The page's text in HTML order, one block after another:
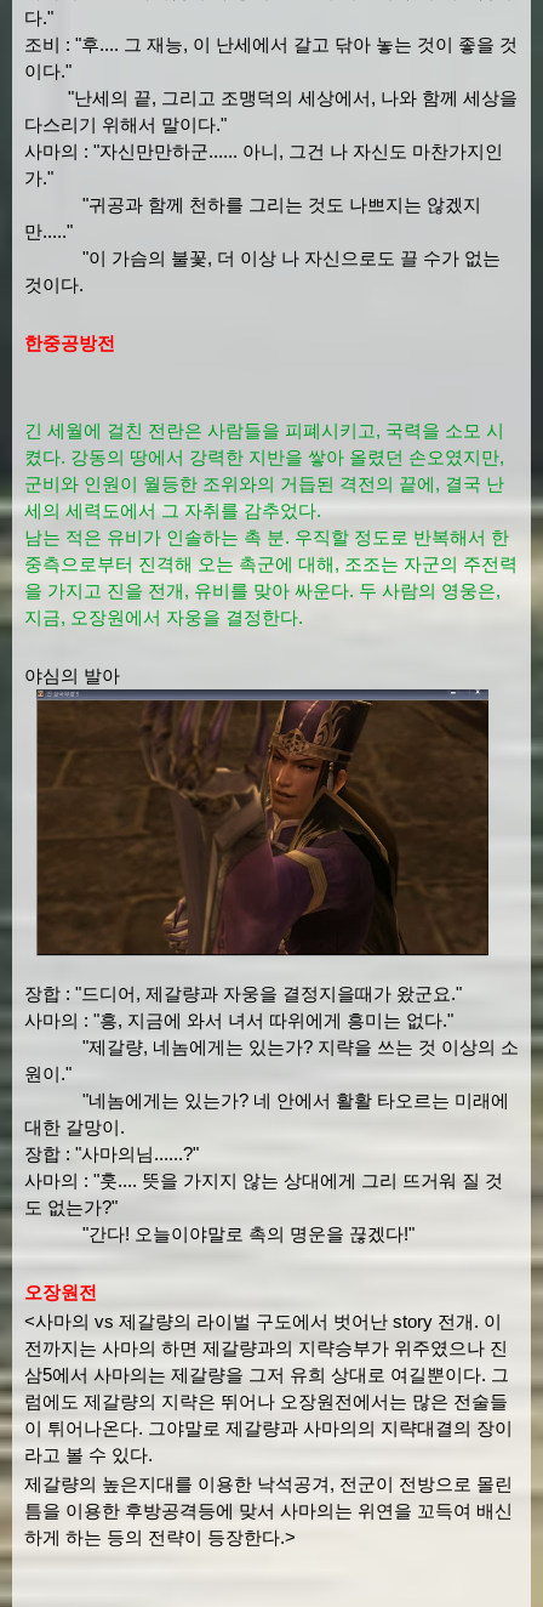
다."
조비 : "후.... 그 재능, 이 난세에서 갈고 닦아 놓는 것이 좋을 것
이다."
"난세의 끝, 그리고 조맹덕의 세상에서, 나와 함께 세상을
다스리기 위해서 말이다."
사마의 : "자신만만하군...... 아니, 그건 나 자신도 마찬가지인
가."
"귀공과 함께 천하를 그리는 것도 나쁘지는 않겠지
만....."
"이 가슴의 불꽃, 더 이상 나 자신으로도 끌 수가 없는
것이다.
한중공방전
긴 세월에 걸친 전란은 사람들을 피폐시키고, 국력을 소모 시
켰다. 강동의 땅에서 강력한 지반을 쌓아 올렸던 손오였지만,
군비와 인원이 월등한 조위와의 거듭된 격전의 끝에, 결국 난
세의 세력도에서 그 자취를 감추었다.
남는 적은 유비가 인솔하는 촉 분. 우직할 정도로 반복해서 한
중측으로부터 진격해 오는 촉군에 대해, 조조는 자군의 주전력
을 가지고 진을 전개, 유비를 맞아 싸운다. 두 사람의 영웅은,
지금, 오장원에서 자웅을 결정한다.
야심의 발아
장합 : "드디어, 제갈량과 자웅을 결정지을때가 왔군요."
사마의 : "흥, 지금에 와서 녀서 따위에게 흥미는 없다."
"제갈량, 네놈에게는 있는가? 지략을 쓰는 것 이상의 소
원이."
"네놈에게는 있는가? 네 안에서 활활 타오르는 미래에
대한 갈망이.
장합 : "사마의님......?"
사마의 : "훗.... 뜻을 가지지 않는 상대에게 그리 뜨거워 질 것
도 없는가?"
"간다! 오늘이야말로 촉의 명운을 끊겠다!"
오장원전
<사마의 vs 제갈량의 라이벌 구도에서 벗어난 story 전개. 이
전까지는 사마의 하면 제갈량과의 지략승부가 위주였으나 진
삼5에서 사마의는 제갈량을 그저 유희 상대로 여길뿐이다. 그
럼에도 제갈량의 지략은 뛰어나 오장원전에서는 많은 전술들
이 튀어나온다. 그야말로 제갈량과 사마의의 지략대결의 장이
라고 볼 수 있다.
제갈량의 높은지대를 이용한 낙석공겨, 전군이 전방으로 몰린
틈을 이용한 후방공격등에 맞서 사마의는 위연을 꼬득여 배신
하게 하는 등의 전략이 등장한다.>